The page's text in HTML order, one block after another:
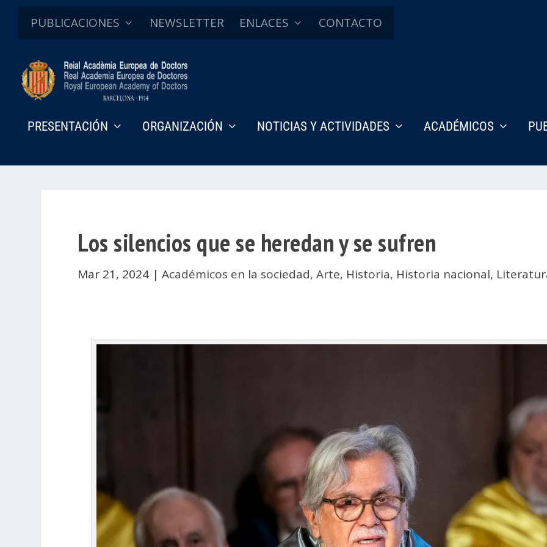
PUBLICACIONES NEWSLETTER ENLACES CONTACTO
PRESENTACIÓN ORGANIZACIÓN NOTICIAS Y ACTIVIDADES ACADÉMICOS
Los silencios que se heredan y se sufren
Mar 21, 2024 |Académicos en la sociedad,Arte, Historia, Historia nacional,